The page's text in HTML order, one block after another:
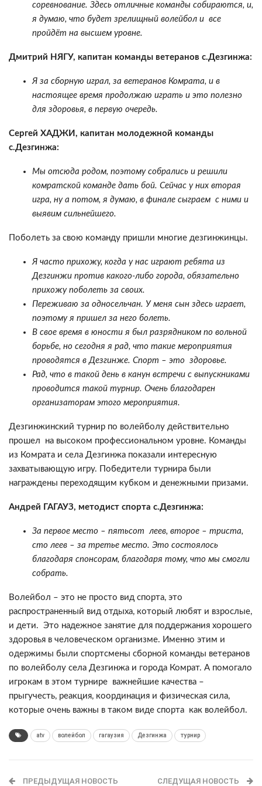
соревнование. Здесь отличные команды собираются, и,
я думаю, что будет зрелищный волейбол и все
пройдёт на высшем уровне.
Дмитрий НЯГУ, капитан команды ветеранов с.Дезгинжа:
Я за сборную играл, за ветеранов Комрата, и в
настоящее время продолжаю играть и это полезно
для здоровья, в первую очередь.
Сергей ХАДЖИ, капитан молодежной команды
с.Дезгинжа:
Мы отсюда родом, поэтому собрались и решили
комратской команде дать бой. Сейчас у них вторая
игра, ну а потом, я думаю, в финале сыграем с ними и
выявим сильнейшего.
Поболеть за свою команду пришли многие дезгинжинцы.
Я часто прихожу, когда у нас играют ребята из
Дезгинжи против какого-либо города, обязательно
прихожу поболеть за своих.
Переживаю за односельчан. У меня сын здесь играет,
поэтому я пришел за него болеть.
В свое время в юности я был разрядником по вольной
борьбе, но сегодня я рад, что такие мероприятия
проводятся в Дезгинже. Спорт – это здоровье.
Рад, что в такой день в канун встречи с выпускниками
проводится такой турнир. Очень благодарен
организаторам этого мероприятия.
Дезгинжинский турнир по волейболу действительно
прошел на высоком профессиональном уровне. Команды
из Комрата и села Дезгинжа показали интересную
захватывающую игру. Победители турнира были
награждены переходящим кубком и денежными призами.
Андрей ГАГАУЗ, методист спорта с.Дезгинжа:
За первое место – пятьсот леев, второе – триста,
сто леев – за третье место. Это состоялось
благодаря спонсорам, благодаря тому, что мы смогли
собрать.
Волейбол – это не просто вид спорта, это
распространенный вид отдыха, который любят и взрослые,
и дети. Это надежное занятие для поддержания хорошего
здоровья в человеческом организме. Именно этим и
одержимы были спортсмены сборной команды ветеранов
по волейболу села Дезгинжа и города Комрат. А помогало
игрокам в этом турнире важнейшие качества –
прыгучесть, реакция, координация и физическая сила,
которые очень важны в таком виде спорта как волейбол.
atv волейбол гагаузия Дезгинжа турнир
ПРЕДЫДУЩАЯ НОВОСТЬ СЛЕДУЩАЯ НОВОСТЬ